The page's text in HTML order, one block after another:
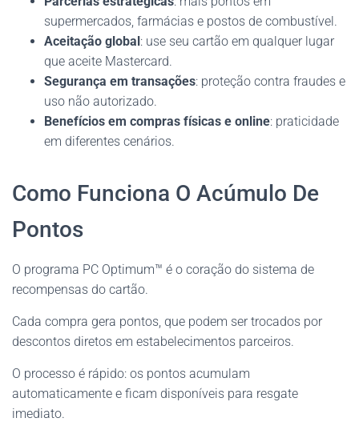
supermercados, farmácias e postos de combustível.
Aceitação global: use seu cartão em qualquer lugar
que aceite Mastercard.
Segurança em transações: proteção contra fraudes e
uso não autorizado.
Benefícios em compras físicas e online: praticidade
em diferentes cenários.
Como Funciona O Acúmulo De
Pontos
O programa PC Optimum™ é o coração do sistema de
recompensas do cartão.
Cada compra gera pontos, que podem ser trocados por
descontos diretos em estabelecimentos parceiros.
O processo é rápido: os pontos acumulam
automaticamente e ficam disponíveis para resgate
imediato.